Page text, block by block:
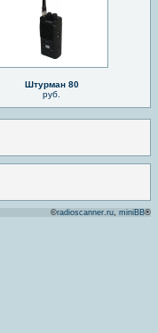
Штурман 80
руб.
©radioscanner.ru, miniBB®